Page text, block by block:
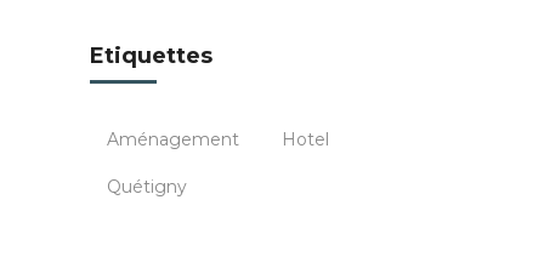
Etiquettes
Aménagement Hotel
Quétigny